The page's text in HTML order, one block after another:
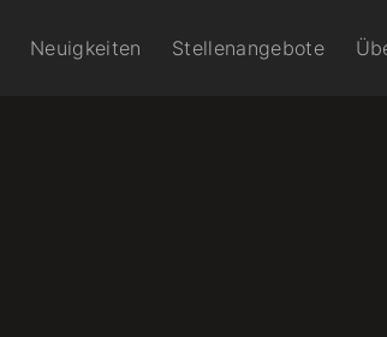
Neuigkeiten Stellenangebote